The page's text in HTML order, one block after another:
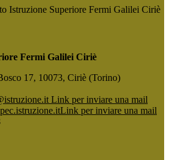
Istruzione Superiore Fermi Galilei Ciriè
Fermi Galilei Ciriè
17, 10073, Ciriè (Torino)
Link per inviare una mail
Link per inviare una mail